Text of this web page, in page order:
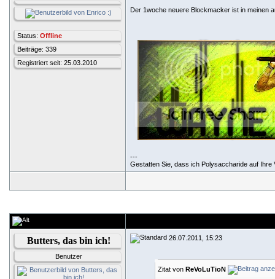
Status: Offline
Beiträge: 339
Registriert seit: 25.03.2010
Der 1woche neuere Blockmacker ist in meinen
---
Gestatten Sie, dass ich Polysaccharide auf Ihre
Butters, das bin ich!
Benutzer
26.07.2011, 15:23
Zitat von ReVoLuTioN